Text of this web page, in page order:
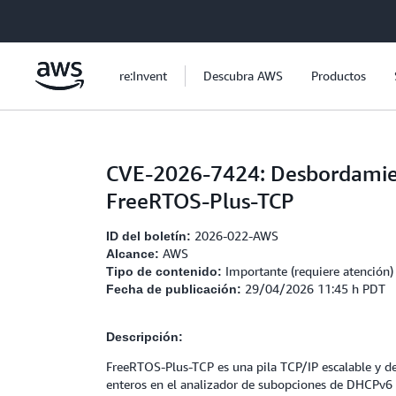
re:Invent Descubra AWS Productos
CVE-2026-7424:
FreeRTOS-Plus-TCP
ID del boletín: 2026-022-AWS
Alcance: AWS
Tipo de contenido: Importante (requiere atención)
Fecha de publicación: 29/04/2026 11:45 h PDT
Descripción:
FreeRTOS-Plus-TCP es una pila TCP/IP escalable
enteros en el analizador de subopciones de